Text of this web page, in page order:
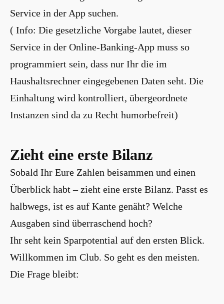
Service in der App suchen.
( Info: Die gesetzliche Vorgabe lautet, dieser
Service in der Online-Banking-App muss so
programmiert sein, dass nur Ihr die im
Haushaltsrechner eingegebenen Daten seht. Die
Einhaltung wird kontrolliert, übergeordnete
Instanzen sind da zu Recht humorbefreit)
Zieht eine erste Bilanz
Sobald Ihr Eure Zahlen beisammen und einen
Überblick habt – zieht eine erste Bilanz. Passt es
halbwegs, ist es auf Kante genäht? Welche
Ausgaben sind überraschend hoch?
Ihr seht kein Sparpotential auf den ersten Blick.
Willkommen im Club. So geht es den meisten.
Die Frage bleibt: